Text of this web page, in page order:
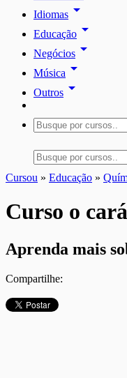
Idiomas arrow_drop_down
Educação arrow_drop_down
Negócios arrow_drop_down
Música arrow_drop_down
Outros arrow_drop_down
Cursou » Educação »
Curso o
Aprenda mais
Compartilhe: